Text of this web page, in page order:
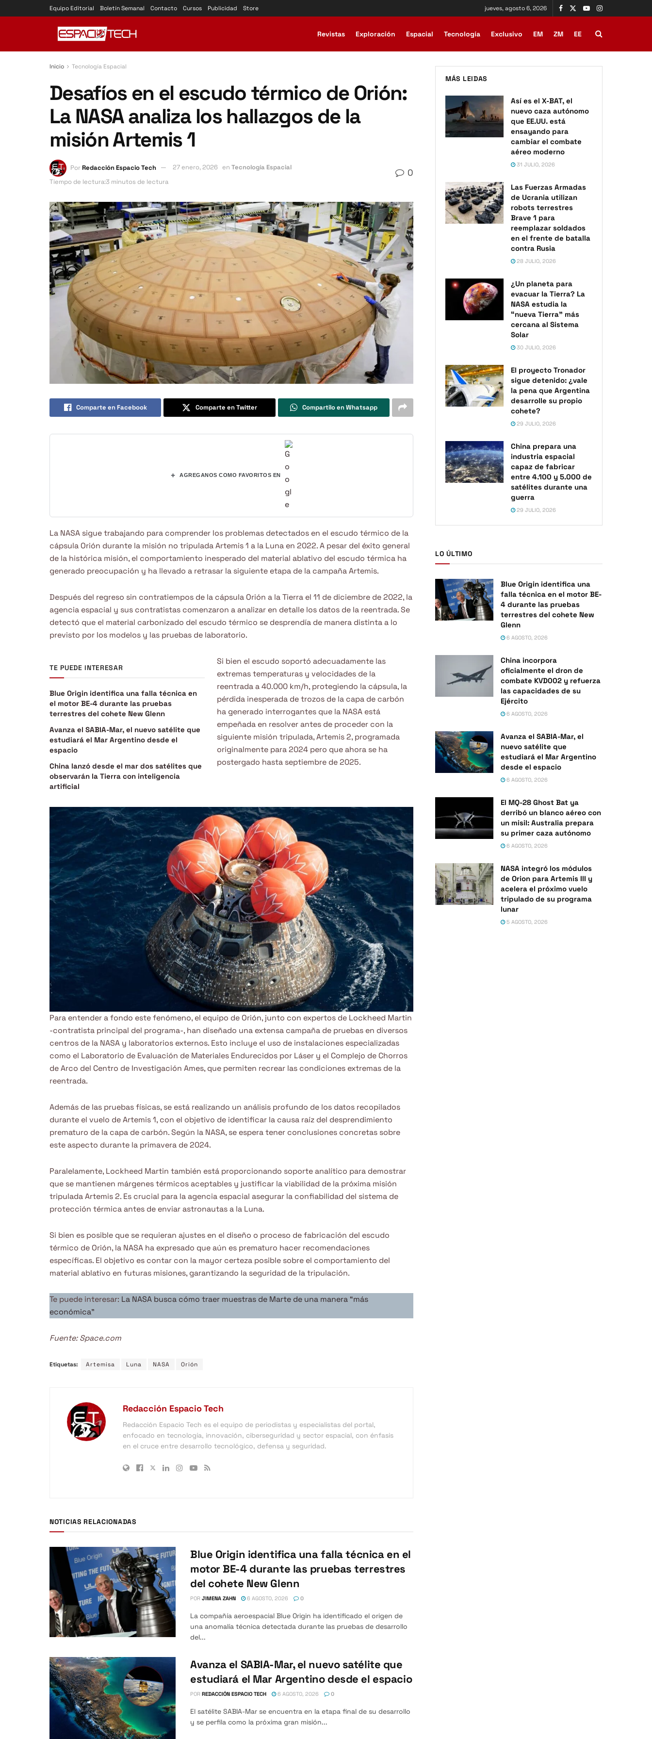
Equipo Editorial Boletín Semanal Contacto Cursos Publicidad Store jueves, agosto 6, 2026
Revistas Exploración Espacial Tecnología Exclusivo EM ZM EE
Inicio Tecnología Espacial
Desafíos en el escudo térmico de Orión:
La NASA analiza los hallazgos de la
misión Artemis 1
PorRedacción Espacio Tech 27 enero, 2026 en Tecnología Espacial
Tiempo de lectura:3 minutos de lectura
0
Comparte en Facebook Comparte en Twitter Compartilo en Whatsapp
+ AGREGANOS COMO FAVORITOS EN
La NASA sigue trabajando para comprender los problemas detectados en el escudo térmico de la
cápsula Orión durante la misión no tripulada Artemis 1 a la Luna en 2022. A pesar del éxito general
de la histórica misión, el comportamiento inesperado del material ablativo del escudo térmica ha
generado preocupación y ha llevado a retrasar la siguiente etapa de la campaña Artemis.
Después del regreso sin contratiempos de la cápsula Orión a la Tierra el 11 de diciembre de 2022, la
agencia espacial y sus contratistas comenzaron a analizar en detalle los datos de la reentrada. Se
detectó que el material carbonizado del escudo térmico se desprendía de manera distinta a lo
previsto por los modelos y las pruebas de laboratorio.
TE PUEDE INTERESAR
Blue Origin identifica una falla técnica en
el motor BE-4 durante las pruebas
terrestres del cohete New Glenn
Avanza el SABIA-Mar, el nuevo satélite que
estudiará el Mar Argentino desde el
espacio
China lanzó desde el mar dos satélites que
observarán la Tierra con inteligencia
artificial
Si bien el escudo soportó adecuadamente las
extremas temperaturas y velocidades de la
reentrada a 40.000 km/h, protegiendo la cápsula, la
pérdida inesperada de trozos de la capa de carbón
ha generado interrogantes que la NASA está
empeñada en resolver antes de proceder con la
siguiente misión tripulada, Artemis 2, programada
originalmente para 2024 pero que ahora se ha
postergado hasta septiembre de 2025.
Para entender a fondo este fenómeno, el equipo de Orión, junto con expertos de Lockheed Martin
-contratista principal del programa-, han diseñado una extensa campaña de pruebas en diversos
centros de la NASA y laboratorios externos. Esto incluye el uso de instalaciones especializadas
como el Laboratorio de Evaluación de Materiales Endurecidos por Láser y el Complejo de Chorros
de Arco del Centro de Investigación Ames, que permiten recrear las condiciones extremas de la
reentrada.
Además de las pruebas físicas, se está realizando un análisis profundo de los datos recopilados
durante el vuelo de Artemis 1, con el objetivo de identificar la causa raíz del desprendimiento
prematuro de la capa de carbón. Según la NASA, se espera tener conclusiones concretas sobre
este aspecto durante la primavera de 2024.
Paralelamente, Lockheed Martin también está proporcionando soporte analítico para demostrar
que se mantienen márgenes térmicos aceptables y justificar la viabilidad de la próxima misión
tripulada Artemis 2. Es crucial para la agencia espacial asegurar la confiabilidad del sistema de
protección térmica antes de enviar astronautas a la Luna.
Si bien es posible que se requieran ajustes en el diseño o proceso de fabricación del escudo
térmico de Orión, la NASA ha expresado que aún es prematuro hacer recomendaciones
específicas. El objetivo es contar con la mayor certeza posible sobre el comportamiento del
material ablativo en futuras misiones, garantizando la seguridad de la tripulación.
Te puede interesar: La NASA busca cómo traer muestras de Marte de una manera “más
económica”
Fuente: Space.com
Etiquetas: Artemisa Luna NASA Orión
Redacción Espacio Tech
Redacción Espacio Tech es el equipo de periodistas y especialistas del portal,
enfocado en tecnología, innovación, ciberseguridad y sector espacial, con énfasis
en el cruce entre desarrollo tecnológico, defensa y seguridad.
NOTICIAS RELACIONADAS
Blue Origin identifica una falla técnica en el
motor BE-4 durante las pruebas terrestres
del cohete New Glenn
POR JIMENA ZAHN 6 AGOSTO, 2026 0
La compañía aeroespacial Blue Origin ha identificado el origen de
una anomalía técnica detectada durante las pruebas de desarrollo
del...
Avanza el SABIA-Mar, el nuevo satélite que
estudiará el Mar Argentino desde el espacio
POR REDACCIÓN ESPACIO TECH 6 AGOSTO, 2026 0
El satélite SABIA-Mar se encuentra en la etapa final de su desarrollo
y se perfila como la próxima gran misión...
MÁS LEIDAS
Así es el X-BAT, el
nuevo caza autónomo
que EE.UU. está
ensayando para
cambiar el combate
aéreo moderno
31 JULIO, 2026
Las Fuerzas Armadas
de Ucrania utilizan
robots terrestres
Brave 1 para
reemplazar soldados
en el frente de batalla
contra Rusia
28 JULIO, 2026
¿Un planeta para
evacuar la Tierra? La
NASA estudia la
“nueva Tierra” más
cercana al Sistema
Solar
30 JULIO, 2026
El proyecto Tronador
sigue detenido: ¿vale
la pena que Argentina
desarrolle su propio
cohete?
29 JULIO, 2026
China prepara una
industria espacial
capaz de fabricar
entre 4.100 y 5.000 de
satélites durante una
guerra
29 JULIO, 2026
LO ÚLTIMO
Blue Origin identifica una
falla técnica en el motor BE-
4 durante las pruebas
terrestres del cohete New
Glenn
6 AGOSTO, 2026
China incorpora
oficialmente el dron de
combate KVD002 y refuerza
las capacidades de su
Ejército
6 AGOSTO, 2026
Avanza el SABIA-Mar, el
nuevo satélite que
estudiará el Mar Argentino
desde el espacio
6 AGOSTO, 2026
El MQ-28 Ghost Bat ya
derribó un blanco aéreo con
un misil: Australia prepara
su primer caza autónomo
6 AGOSTO, 2026
NASA integró los módulos
de Orion para Artemis III y
acelera el próximo vuelo
tripulado de su programa
lunar
5 AGOSTO, 2026